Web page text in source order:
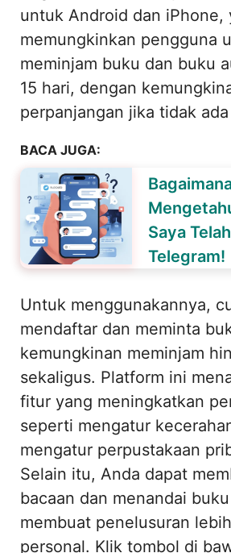
untuk Android dan iPhone,
memungkinkan pengguna
meminjam buku dan buku
15 hari, dengan
perpanjangan jika tidak
BACA JUGA:
Saya
Telegram!
Untuk menggunakannya,
mendaftar dan meminta
kemungkinan meminjam
sekaligus. Platform ini
fitur yang meningkatkan
seperti mengatur
mengatur perpustakaan
Selain itu, Anda dapat
bacaan dan menandai
membuat penelusuran
personal. Klik tombol di